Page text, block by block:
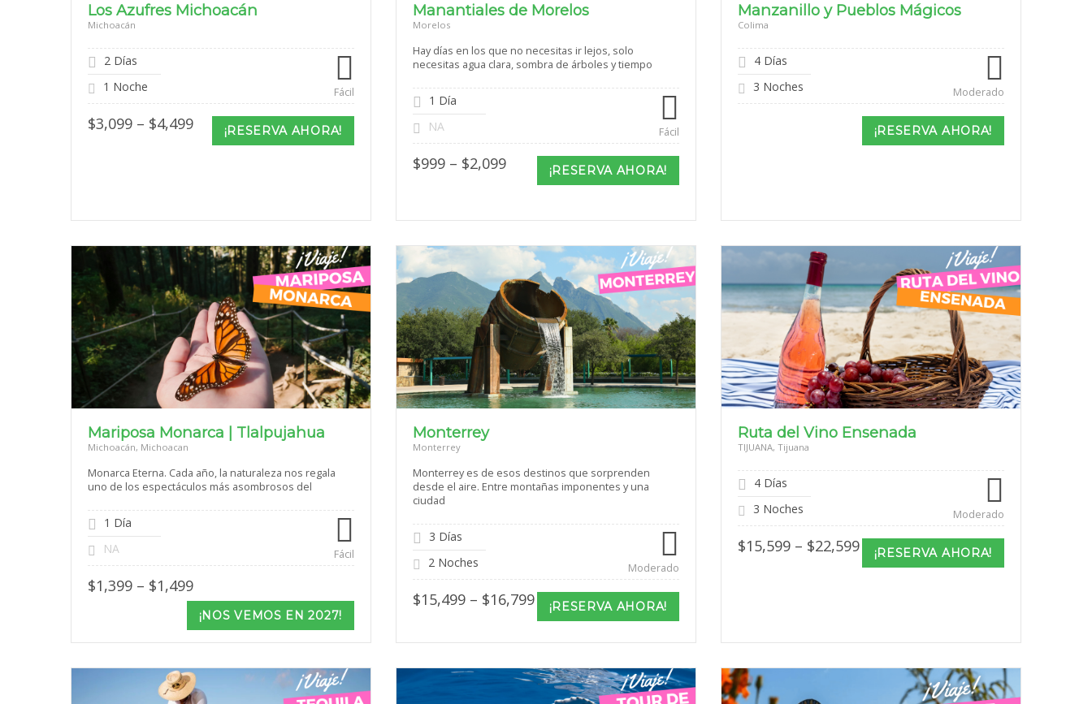
Los Azufres Michoacán
Michoacán
2 Días
1 Noche
Fácil
$3,099 – $4,499Price
range:
$3,099
¡RESERVA AHORA!
Manantiales de Morelos
Morelos
Hay días en los que no necesitas ir lejos, solo
necesitas agua clara, sombra de árboles y tiempo
1 Día
NA
Fácil
$999 – $2,099Price
$999
$2,099
¡RESERVA AHORA!
Manzanillo y Pueblos Mágicos
Colima
4 Días
3 Noches
Moderado
¡RESERVA AHORA!
Mariposa Monarca | Tlalpujahua
Michoacán, Michoacan
Monarca Eterna. Cada año, la naturaleza nos regala
uno de los espectáculos más asombrosos del
1 Día
NA
Fácil
$1,399 – $1,499Price
range:
$1,399
through
$1,499
¡NOS VEMOS EN 2027!
Monterrey
Monterrey
Monterrey es de esos destinos que sorprenden
desde el aire. Entre montañas imponentes y una
ciudad
3 Días
2 Noches
Moderado
$15,499 – $16,799Price
range:
$15,499
through
¡RESERVA AHORA!
Ruta del Vino Ensenada
TIJUANA, Tijuana
4 Días
3 Noches
Moderado
$15,599 – $22,599Price
range:
$15,599
¡RESERVA AHORA!